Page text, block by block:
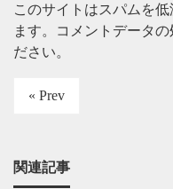
このサイトはスパムを
ます。
コメントデータ
ださい。
« Prev
関連記事